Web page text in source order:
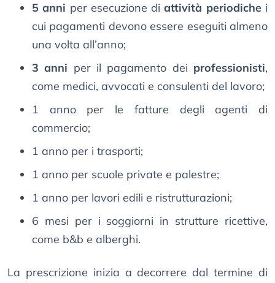
5 anni per esecuzione diattività periodichei
cui pagamenti devono essere eseguiti almeno
una volta all’anno;
3 anni per il pagamento dei professionisti,
come medici, avvocati e consulenti del lavoro;
1 anno per le fatture degli agenti di
commercio;
1 anno per i trasporti;
1 anno per scuole private e palestre;
1 anno per lavori edili e ristrutturazioni;
6 mesi per i soggiorni in strutture ricettive,
come b&b e alberghi.
La prescrizione inizia a decorrere dal termine di